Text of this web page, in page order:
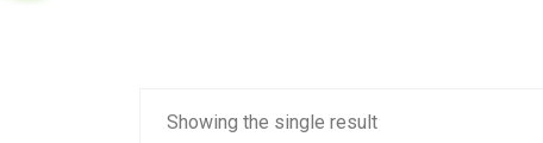
Showing the single result